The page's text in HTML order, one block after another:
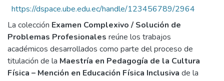
https://dspace.ube.edu.ec/handle/123456789/2964
La colección Examen Complexivo / Solución de
Problemas Profesionales reúne los trabajos
académicos desarrollados como parte del proceso de
titulación de la Maestría en Pedagogía de la Cultura
Física – Mención en Educación Física Inclusiva de la